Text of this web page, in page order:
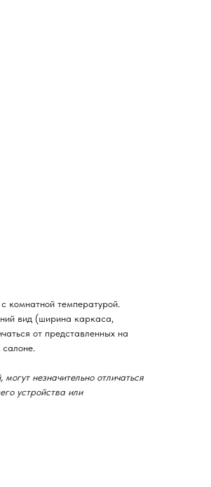
комнатной температурой.
вид (ширина каркаса,
от представленных на
незначительно отличаться
устройства или